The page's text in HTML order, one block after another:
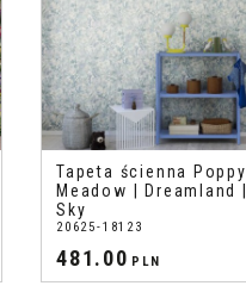
Tapeta ścienna Poppy
Meadow | Dreamland |
Sky
20625-18123
481.00 PLN